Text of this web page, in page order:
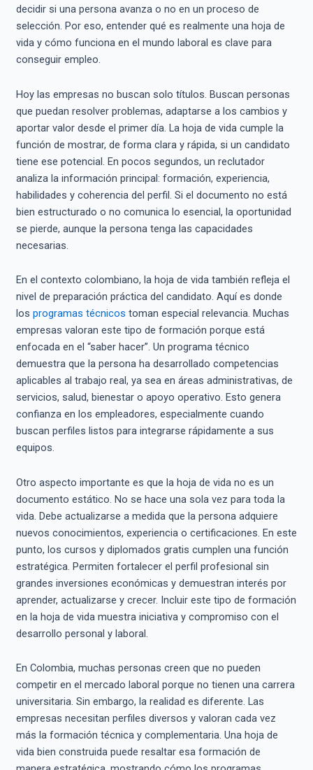
decidir si una persona avanza o no en un proceso de
selección. Por eso, entender qué es realmente una hoja de
vida y cómo funciona en el mundo laboral es clave para
conseguir empleo.
Hoy las empresas no buscan solo títulos. Buscan personas
que puedan resolver problemas, adaptarse a los cambios y
aportar valor desde el primer día. La hoja de vida cumple la
función de mostrar, de forma clara y rápida, si un candidato
tiene ese potencial. En pocos segundos, un reclutador
analiza la información principal: formación, experiencia,
habilidades y coherencia del perfil. Si el documento no está
bien estructurado o no comunica lo esencial, la oportunidad
se pierde, aunque la persona tenga las capacidades
necesarias.
En el contexto colombiano, la hoja de vida también refleja el
nivel de preparación práctica del candidato. Aquí es donde
los programas técnicos toman especial relevancia. Muchas
empresas valoran este tipo de formación porque está
enfocada en el “saber hacer”. Un programa técnico
demuestra que la persona ha desarrollado competencias
aplicables al trabajo real, ya sea en áreas administrativas, de
servicios, salud, bienestar o apoyo operativo. Esto genera
confianza en los empleadores, especialmente cuando
buscan perfiles listos para integrarse rápidamente a sus
equipos.
Otro aspecto importante es que la hoja de vida no es un
documento estático. No se hace una sola vez para toda la
vida. Debe actualizarse a medida que la persona adquiere
nuevos conocimientos, experiencia o certificaciones. En este
punto, los cursos y diplomados gratis cumplen una función
estratégica. Permiten fortalecer el perfil profesional sin
grandes inversiones económicas y demuestran interés por
aprender, actualizarse y crecer. Incluir este tipo de formación
en la hoja de vida muestra iniciativa y compromiso con el
desarrollo personal y laboral.
En Colombia, muchas personas creen que no pueden
competir en el mercado laboral porque no tienen una carrera
universitaria. Sin embargo, la realidad es diferente. Las
empresas necesitan perfiles diversos y valoran cada vez
más la formación técnica y complementaria. Una hoja de
vida bien construida puede resaltar esa formación de